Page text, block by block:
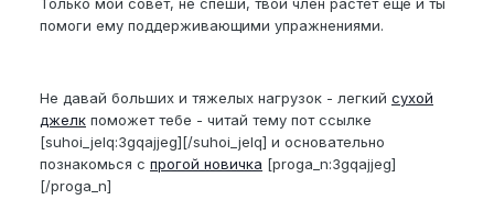
помоги ему поддерживающими упражнениями.
Не давай больших и тяжелых нагрузок - легкий сухой
джелк поможет тебе - читай тему пот ссылке
[suhoi_jelq:3gqajjeg][/suhoi_jelq] и основательно
познакомься с прогой новичка [proga_n:3gqajjeg]
[/proga_n]